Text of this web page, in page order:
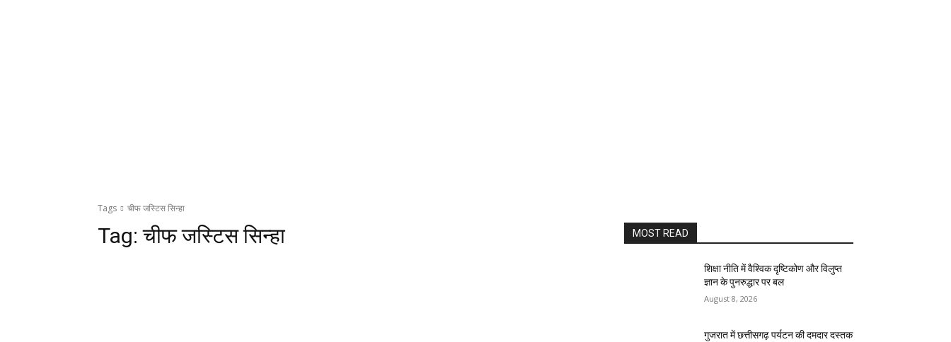
Tags चीफ जस्टिस सिन्हा
Tag:चीफ जस्टिस सिन्हा MOST READ
शिक्षा नीति में वैश्विक दृष्टिकोण और विलुप्त
ज्ञान के पुनरुद्धार पर बल
August 8, 2026
गुजरात में छत्तीसगढ़ पर्यटन की दमदार दस्तक